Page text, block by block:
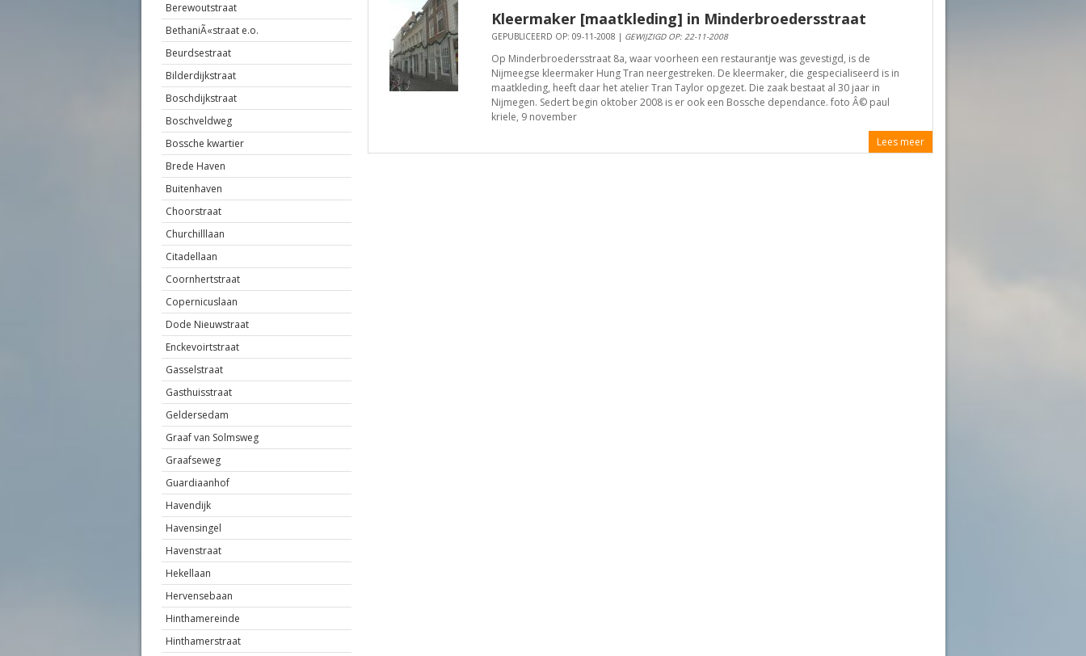
Berewoutstraat
BethaniÃ«straat e.o.
Beurdsestraat
Bilderdijkstraat
Boschdijkstraat
Boschveldweg
Bossche kwartier
Brede Haven
Buitenhaven
Choorstraat
Churchilllaan
Citadellaan
Coornhertstraat
Copernicuslaan
Dode Nieuwstraat
Enckevoirtstraat
Gasselstraat
Gasthuisstraat
Geldersedam
Graaf van Solmsweg
Graafseweg
Guardiaanhof
Havendijk
Havensingel
Havenstraat
Hekellaan
Hervensebaan
Hinthamereinde
Hinthamerstraat
Kleermaker [maatkleding] in Minderbroedersstraat
GEPUBLICEERD OP: 09-11-2008 | GEWIJZIGD OP: 22-11-2008
Op Minderbroedersstraat 8a, waar voorheen een restaurantje was gevestigd, is de
Nijmeegse kleermaker Hung Tran neergestreken. De kleermaker, die gespecialiseerd is in
maatkleding, heeft daar het atelier Tran Taylor opgezet. Die zaak bestaat al 30 jaar in
Nijmegen. Sedert begin oktober 2008 is er ook een Bossche dependance. foto Â© paul
kriele, 9 november
Lees meer